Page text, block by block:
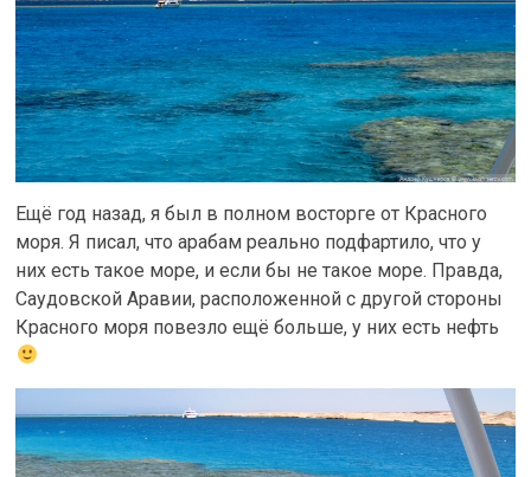
Ещё год назад, я был в полном восторге от Красного
моря. Я писал, что арабам реально подфартило, что у
них есть такое море, и если бы не такое море. Правда,
Саудовской Аравии, расположенной с другой стороны
Красного моря повезло ещё больше, у них есть нефть